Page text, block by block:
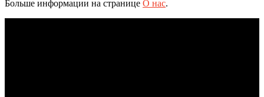
Больше информации на странице О нас.